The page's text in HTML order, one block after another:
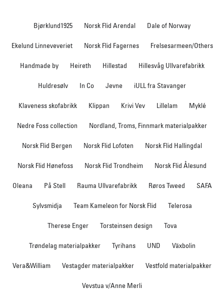
Bjørklund1925 Norsk Flid Arendal Dale of Norway
Ekelund Linneveveriet Norsk Flid Fagernes Frelsesarmeen/Others
Handmade by Heireth Hillestad Hillesvåg Ullvarefabrikk
Huldresølv In Co Jevne iULL fra Stavanger
Klaveness skofabrikk Klippan Krivi Vev Lillelam Myklé
Nedre Foss collection Nordland, Troms, Finnmark materialpakker
Norsk Flid Bergen Norsk Flid Lofoten Norsk Flid Hallingdal
Norsk Flid Hønefoss Norsk Flid Trondheim Norsk Flid Ålesund
Oleana På Stell Rauma Ullvarefabrikk Røros Tweed SAFA
Sylvsmidja Team Kameleon for Norsk Flid Telerosa
Therese Enger Torsteinsen design Tova
Trøndelag materialpakker Tyrihans UND Växbolin
Vera&William Vestagder materialpakker Vestfold materialpakker
Vevstua v/Anne Merli